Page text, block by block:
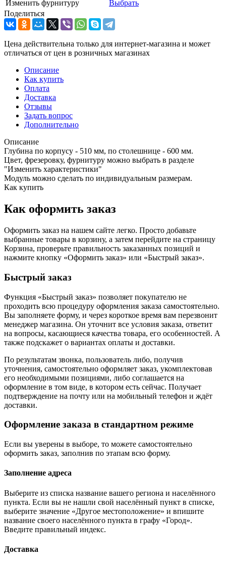
Изменить фурнитуру
Выбрать
Поделиться
Цена действительна только для интернет-магазина и может
отличаться от цен в розничных магазинах
Описание
Как купить
Оплата
Доставка
Отзывы
Задать вопрос
Дополнительно
Описание
Глубина по корпусу - 510 мм, по столешнице - 600 мм.
Цвет, фрезеровку, фурнитуру можно выбрать в разделе
"Изменить характеристики"
Модуль можно сделать по индивидуальным размерам.
Как купить
Как оформить заказ
Оформить заказ на нашем сайте легко. Просто добавьте
выбранные товары в корзину, а затем перейдите на страницу
Корзина, проверьте правильность заказанных позиций и
нажмите кнопку «Оформить заказ» или «Быстрый заказ».
Быстрый заказ
Функция «Быстрый заказ» позволяет покупателю не
проходить всю процедуру оформления заказа самостоятельно.
Вы заполняете форму, и через короткое время вам перезвонит
менеджер магазина. Он уточнит все условия заказа, ответит
на вопросы, касающиеся качества товара, его особенностей. А
также подскажет о вариантах оплаты и доставки.
По результатам звонка, пользователь либо, получив
уточнения, самостоятельно оформляет заказ, укомплектовав
его необходимыми позициями, либо соглашается на
оформление в том виде, в котором есть сейчас. Получает
подтверждение на почту или на мобильный телефон и ждёт
доставки.
Оформление заказа в стандартном режиме
Если вы уверены в выборе, то можете самостоятельно
оформить заказ, заполнив по этапам всю форму.
Заполнение адреса
Выберите из списка название вашего региона и населённого
пункта. Если вы не нашли свой населённый пункт в списке,
выберите значение «Другое местоположение» и впишите
название своего населённого пункта в графу «Город».
Введите правильный индекс.
Доставка